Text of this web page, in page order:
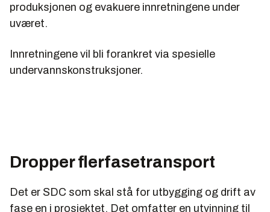
produksjonen og evakuere innretningene under
uværet.
Innretningene vil bli forankret via spesielle
undervannskonstruksjoner.
Dropper flerfasetransport
Det er SDC som skal stå for utbygging og drift av
fase en i prosjektet. Det omfatter en utvinning til